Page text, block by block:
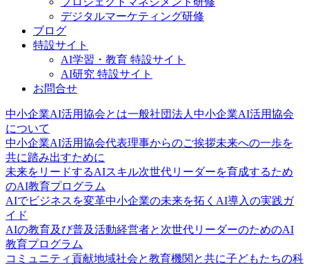
デジタルマーケティング研修
ブログ
特設サイト
AI学習・教育 特設サイト
AI研究 特設サイト
お問合せ
中小企業AI活用協会とは一般社団法人中小企業AI活用協会
について
中小企業AI活用協会代表理事からのご挨拶未来への一歩を
共に踏み出すために
未来をリードするAIスキル次世代リーダーを育成するため
のAI教育プログラム
AIでビジネスを変革中小企業の未来を拓くAI導入の実践ガ
イド
AIの教育及び普及活動経営者と次世代リーダーのためのAI
教育プログラム
コミュニティ貢献地域社会と教育機関と共に子どもたちの科